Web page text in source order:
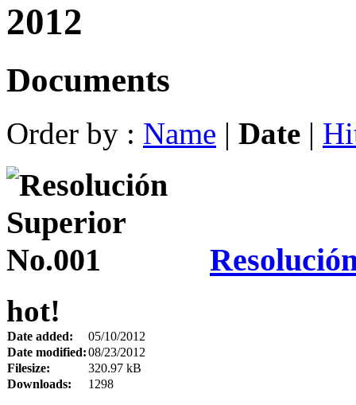
2012
Documents
Order by : Name | Date |
hot!
Date added:
05/10/2012
Date modified:08/23/2012
Filesize:
320.97 kB
Downloads:
1298